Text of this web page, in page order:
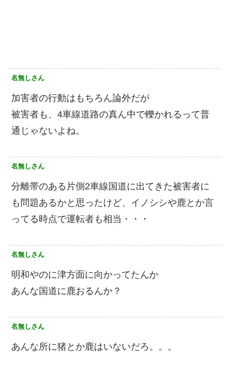
名無しさん
加害者の行動はもちろん論外だが
被害者も、4車線道路の真ん中で轢かれるって普
通じゃないよね。
名無しさん
分離帯のある片側2車線国道に出てきた被害者に
も問題あるかと思ったけど、イノシシや鹿とか言
ってる時点で運転者も相当・・・
名無しさん
明和やのに津方面に向かってたんか
あんな国道に鹿おるんか？
名無しさん
あんな所に猪とか鹿はいないだろ。。。